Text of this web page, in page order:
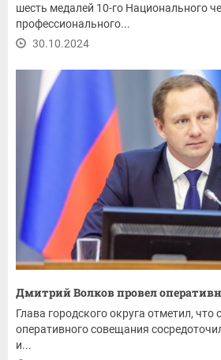
шесть медалей 10-го Национального
профессионального...
30.10.2024
Дмитрий Волков провел
Глава городского округа отметил,
оперативного совещания
и...